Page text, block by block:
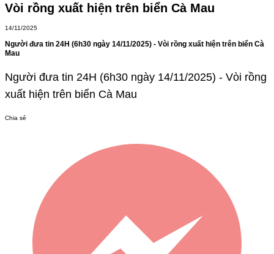
Vòi rồng xuất hiện trên biển Cà Mau
14/11/2025
Người đưa tin 24H (6h30 ngày 14/11/2025) - Vòi rồng xuất hiện trên biển Cà
Mau
Người đưa tin 24H (6h30 ngày 14/11/2025) - Vòi rồng
xuất hiện trên biển Cà Mau
Chia sẻ